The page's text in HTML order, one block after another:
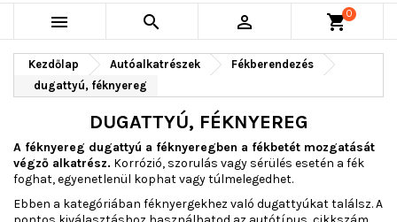
   shopping_cart0
Kezdőlap Autóalkatrészek
Fékberendezés
dugattyú, féknyereg
DUGATTYÚ, FÉKNYEREG
A féknyereg dugattyú a féknyeregben a fékbetét mozgatását
végző alkatrész. Korrózió, szorulás vagy sérülés esetén a fék
foghat, egyenetlenül kophat vagy túlmelegedhet.
Ebben a kategóriában féknyergekhez való dugattyúkat találsz. A